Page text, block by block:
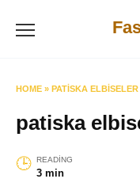
HOME » PATISKA ELBISELER
patiska
READING
3 min